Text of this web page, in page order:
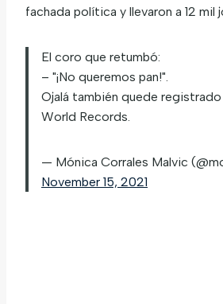
fachada política y llevaron a 12 mil
El coro que retumbó:
– "¡No queremos pan!".
Ojalá también quede registrado
World Records.
— Mónica Corrales Malvic
November 15, 2021